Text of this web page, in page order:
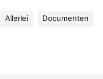
Allerlei Documenten